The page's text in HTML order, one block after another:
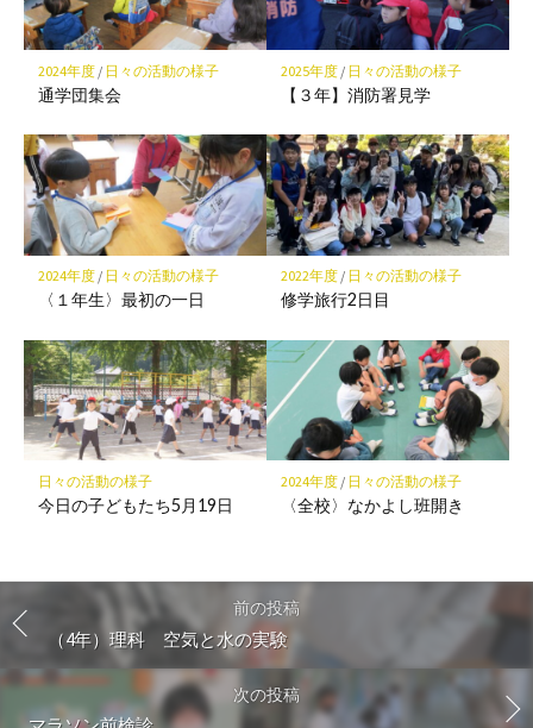
に
保
2024年度/ 日々の活動の様子
通学団集会
2025年度/ 日々の活動の様子
【３年】消防署見学
2024年度/ 日々の活動の様子
〈１年生〉最初の一日
2022年度/ 日々の活動の様子
修学旅行2日目
日々の活動の様子
今日の子どもたち5月19日
2024年度/ 日々の活動の様子
〈全校〉なかよし班開き
前の投稿
（4年）理科 空気と水の実験
次の投稿